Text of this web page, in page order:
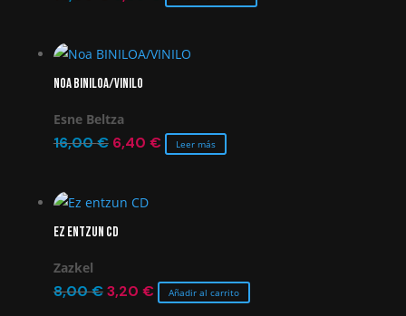
era:
14,00 €.
es:
Noa BINILOA/VINILO
Esne Beltza
16,00€ El
era:
16,00 €.
6,40 €El
Leer más
Ez entzun CD
Zazkel
8,00€ El
3,20 €El Añadir al carrito